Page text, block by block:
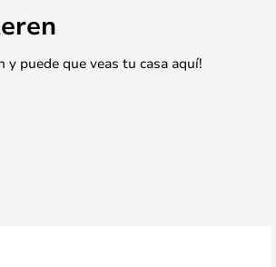
puede que veas tu casa aquí!